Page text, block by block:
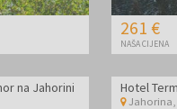
261 €
NAŠA CIJENA
na Jahorini
Jahorina